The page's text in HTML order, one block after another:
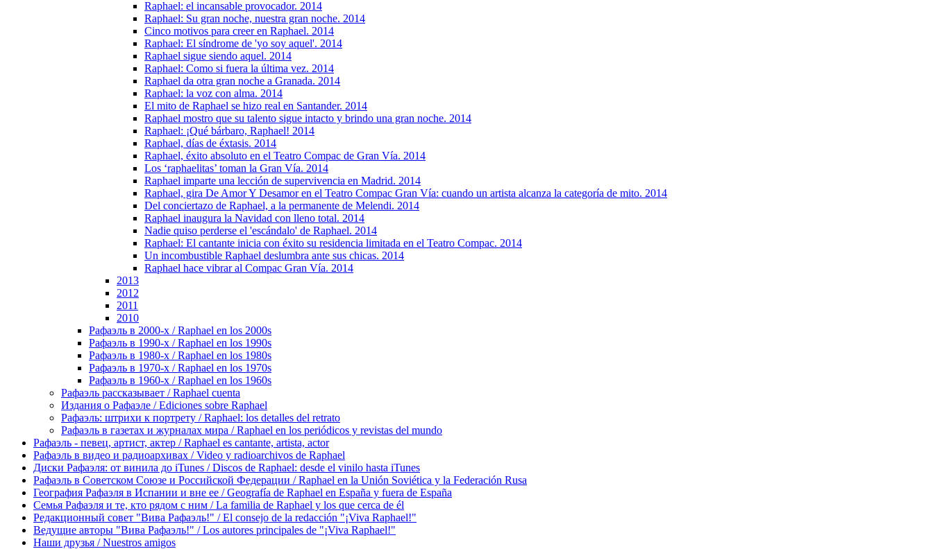
Raphael: el incansable provocador. 2014
Raphael: Su gran noche, nuestra gran noche. 2014
Cinco motivos para creer en Raphael. 2014
Raphael: El síndrome de 'yo soy aquel'. 2014
Raphael sigue siendo aquel. 2014
Raphael: Como si fuera la última vez. 2014
Raphael da otra gran noche a Granada. 2014
Raphael: la voz con alma. 2014
El mito de Raphael se hizo real en Santander. 2014
Raphael mostro que su talento sigue intacto y brindo una gran noche. 2014
Raphael: ¡Qué bárbaro, Raphael! 2014
Raphael, días de éxtasis. 2014
Raphael, éxito absoluto en el Teatro Compac de Gran Vía. 2014
Los ‘raphaelitas’ toman la Gran Vía. 2014
Raphael imparte una lección de supervivencia en Madrid. 2014
Raphael, gira De Amor Y Desamor en el Teatro Compac Gran Vía: cuando un artista alcanza la categoría de mito. 2014
Del conciertazo de Raphael, a la permanente de Melendi. 2014
Raphael inaugura la Navidad con lleno total. 2014
Nadie quiso perderse el 'escándalo' de Raphael. 2014
Raphael: El cantante inicia con éxito su residencia limitada en el Teatro Compac. 2014
Un incombustible Raphael deslumbra ante sus chicas. 2014
Raphael hace vibrar al Compac Gran Vía. 2014
2013
2012
2011
2010
Рафаэль в 2000-х / Raphael en los 2000s
Рафаэль в 1990-х / Raphael en los 1990s
Рафаэль в 1980-х / Raphael en los 1980s
Рафаэль в 1970-х / Raphael en los 1970s
Рафаэль в 1960-х / Raphael en los 1960s
Рафаэль рассказывает / Raphael cuenta
Издания о Рафаэле / Ediciones sobre Raphael
Рафаэль: штрихи к портрету / Raphael: los detalles del retrato
Рафаэль в газетах и журналах мира / Raphael en los periódicos y revistas del mundo
Рафаэль - певец, артист, актер / Raphael es cantante, artista, actor
Рафаэль в видео и радиоархивах / Video y radioarchivos de Raphael
Диски Рафаэля: от винила до iTunes / Discos de Raphael: desde el vinilo hasta iTunes
Рафаэль в Советском Союзе и Российской Федерации / Raphael en la Unión Soviética y la Federación Rusa
География Рафаэля в Испании и вне ее / Geografía de Raphael en España y fuera de España
Семья Рафаэля и те, кто рядом с ним / La familia de Raphael y los que cerca de él
Редакционный совет "Вива Рафаэль!" / El consejo de la redacción "¡Viva Raphael!"
Ведущие авторы "Вива Рафаэль!" / Los autores principales de "¡Viva Raphael!"
Наши друзья / Nuestros amigos